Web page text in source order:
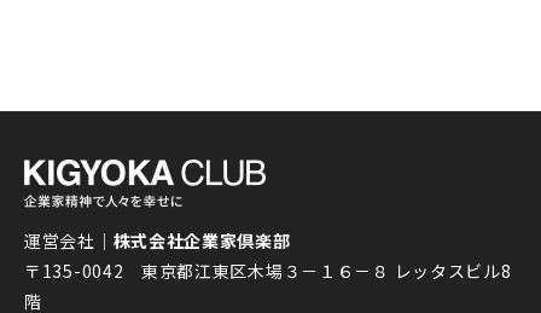
運営会社｜ 株式会社企業家倶楽部
〒135-0042 東京都江東区木場３－１６－８ レッタスビル8
階